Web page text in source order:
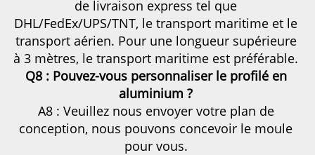
de livraison express tel que
DHL/FedEx/UPS/TNT, le transport maritime et le
transport aérien. Pour une longueur supérieure
à 3 mètres, le transport maritime est préférable.
Q8 : Pouvez-vous personnaliser le profilé en
aluminium ?
A8 : Veuillez nous envoyer votre plan de
conception, nous pouvons concevoir le moule
pour vous.